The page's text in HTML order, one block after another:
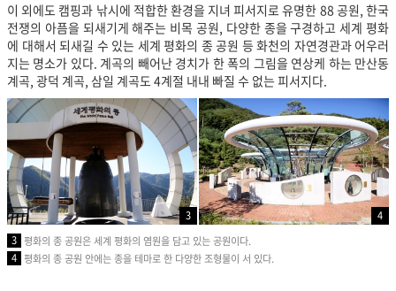
이 외에도 캠핑과 낚시에 적합한 환경을 지녀 피서지로 유명한 88 공원, 한국
전쟁의 아픔을 되새기게 해주는 비목 공원, 다양한 종을 구경하고 세계 평화
에 대해서 되새길 수 있는 세계 평화의 종 공원 등 화천의 자연경관과 어우러
지는 명소가 있다. 계곡의 빼어난 경치가 한 폭의 그림을 연상케 하는 만산동
계곡, 광덕 계곡, 삼일 계곡도 4계절 내내 빠질 수 없는 피서지다.
3
4
3 평화의 종 공원은 세계 평화의 염원을 담고 있는 공원이다.
4 평화의 종 공원 안에는 종을 테마로 한 다양한 조형물이 서 있다.